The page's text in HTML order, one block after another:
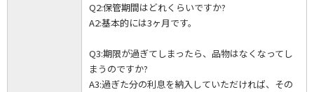
Q2:保管期間はどれくらいですか?
A2:基本的には3ヶ月です。
Q3:期限が過ぎてしまったら、品物はなくなってし
まうのですか?
A3:過ぎた分の利息を納入していただければ、その